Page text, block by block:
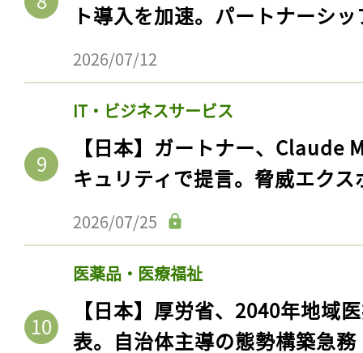
ト導入を加速。パートナーシ
2026/07/12
IT・ビジネスサービス
【日本】ガートナー、Claude
キュリティで提言。脅威エク
2026/07/25
医薬品・医療福祉
【日本】厚労省、2040年地域
表。自治体主導の態勢構築急務